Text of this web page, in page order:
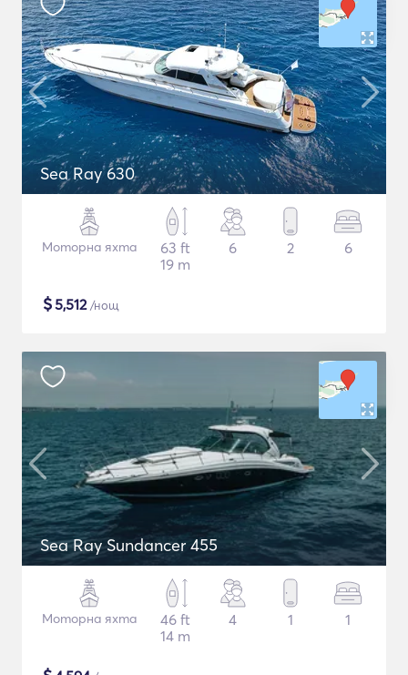
Sea Ray 630
Моторна яхта
63 ft
19 m
6 2 6
$5,512/нощ
Sea Ray Sundancer 455
Моторна яхта
46 ft
14 m
4 1 1